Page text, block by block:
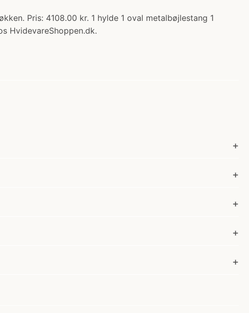
Pris: 4108.00 kr. 1 hylde 1 oval metalbøjlestang 1
HvidevareShoppen.dk.